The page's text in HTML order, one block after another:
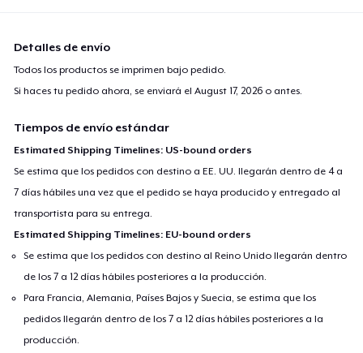
Detalles de envío
Todos los productos se imprimen bajo pedido.
Si haces tu pedido ahora, se enviará elAugust 17, 2026 o antes.
Tiempos de envío estándar
Estimated Shipping Timelines: US-bound orders
Se estima que los pedidos con destino a EE. UU. llegarán dentro de 4 a
7 días hábiles una vez que el pedido se haya producido y entregado al
transportista para su entrega.
Estimated Shipping Timelines: EU-bound orders
Se estima que los pedidos con destino al Reino Unido llegarán dentro
de los 7 a 12 días hábiles posteriores a la producción.
Para Francia, Alemania, Países Bajos y Suecia, se estima que los
pedidos llegarán dentro de los 7 a 12 días hábiles posteriores a la
producción.